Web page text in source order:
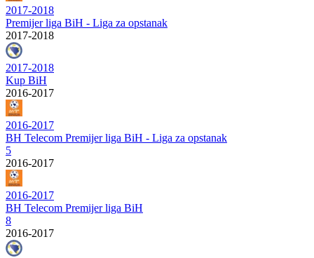
2017-2018
Premijer liga BiH - Liga za opstanak
2017-2018
2017-2018
Kup BiH
2016-2017
2016-2017
BH Telecom Premijer liga BiH - Liga za opstanak
5
2016-2017
2016-2017
BH Telecom Premijer liga BiH
8
2016-2017